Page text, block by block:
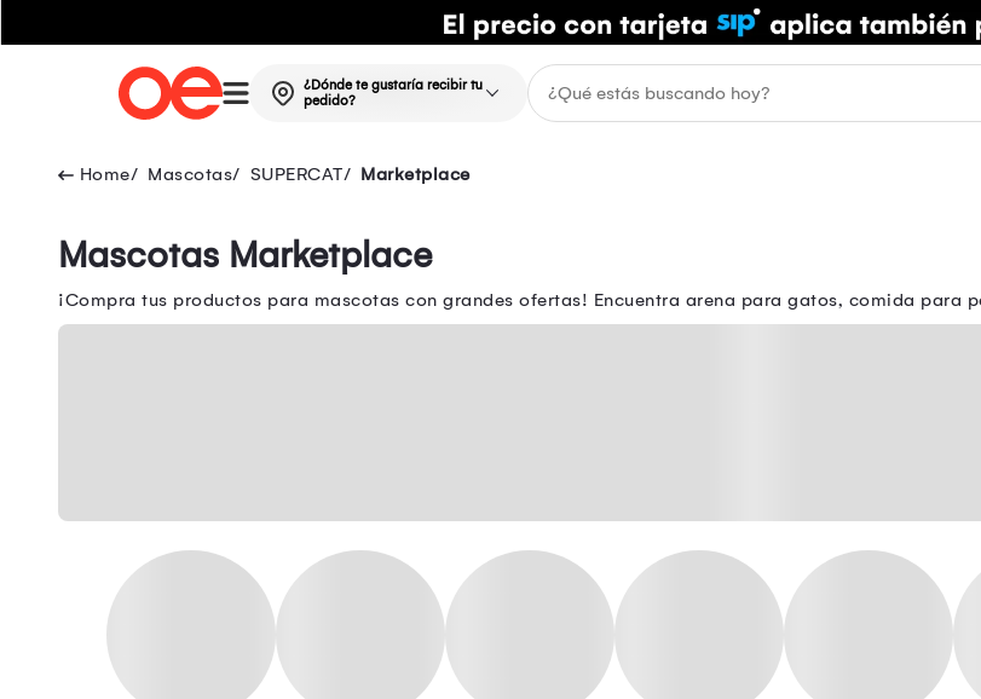
¿Dónde te gustaría recibir tu
pedido?
Mascotas SUPERCAT Marketplace
Mascotas Marketplace
¡Compra tus productos para mascotas con grandes ofertas! Encuentra arena para gatos, comida para